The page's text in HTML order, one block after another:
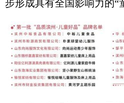
步形成具有全国影响力的“